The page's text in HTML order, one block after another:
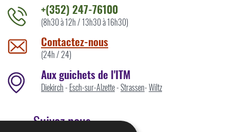
Contacter
l'ITM
par
+(352) 247-76100
(8h30 à 12h / 13h30 à 16h30)
Contactez-nous
(24h / 24)
Aux guichets de l'ITM
Diekirch- Esch-sur-Alzette-Strassen-Wiltz
Suivez nous